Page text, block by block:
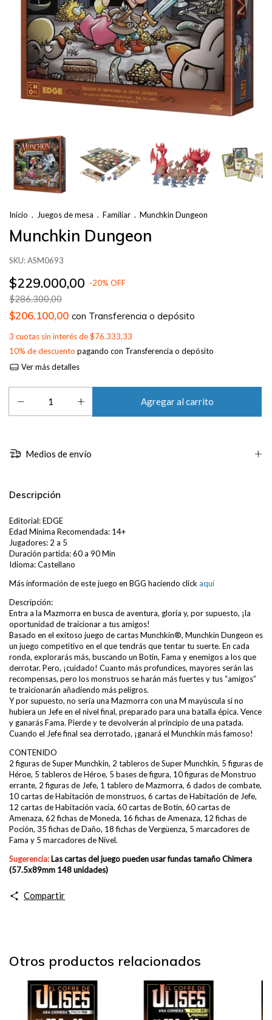
Inicio . Juegos de mesa . Familiar . Munchkin Dungeon
Munchkin Dungeon
SKU:ASM0693
$229.000,00 -20% OFF
$286.300,00
$206.100,00 con Transferencia o depósito
3 cuotas sin interés de$76.333,33
10% de descuento pagando con Transferencia o depósito
Ver más detalles
Medios de envío
Descripción
Editorial: EDGE
Edad Mínima Recomendada: 14+
Jugadores: 2 a 5
Duración partida: 60 a 90 Min
Idioma: Castellano
Más información de este juego en BGG haciendo click aquí
Descripción:
Entra a la Mazmorra en busca de aventura, gloria y, por supuesto, ¡la
oportunidad de traicionar a tus amigos!
Basado en el exitoso juego de cartas Munchkin®, Munchkin Dungeon es
un juego competitivo en el que tendrás que tentar tu suerte. En cada
ronda, explorarás más, buscando un Botín, Fama y enemigos a los que
derrotar. Pero, ¡cuidado! Cuanto más profundices, mayores serán las
recompensas, pero los monstruos se harán más fuertes y tus “amigos”
te traicionarán añadiendo más peligros.
Y por supuesto, no sería una Mazmorra con una M mayúscula si no
hubiera un Jefe en el nivel final, preparado para una batalla épica. Vence
y ganarás Fama. Pierde y te devolverán al principio de una patada.
Cuando el Jefe final sea derrotado, ¡ganará el Munchkin más famoso!
CONTENIDO
2 figuras de Super Munchkin, 2 tableros de Super Munchkin, 5 figuras de
Héroe, 5 tableros de Héroe, 5 bases de figura, 10 figuras de Monstruo
errante, 2 figuras de Jefe, 1 tablero de Mazmorra, 6 dados de combate,
10 cartas de Habitación de monstruos, 6 cartas de Habitación de Jefe,
12 cartas de Habitación vacía, 60 cartas de Botín, 60 cartas de
Amenaza, 62 fichas de Moneda, 16 fichas de Amenaza, 12 fichas de
Poción, 35 fichas de Daño, 18 fichas de Vergüenza, 5 marcadores de
Fama y 5 marcadores de Nivel.
Sugerencia: Las cartas del juego pueden usar fundastamaño Chimera
(57.5x89mm 148 unidades)
Compartir
Otros productos relacionados